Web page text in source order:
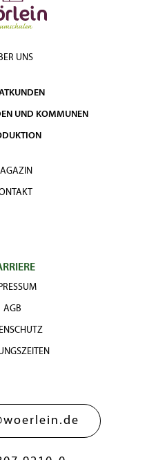
UNS
UND KOMMUNEN
AGB